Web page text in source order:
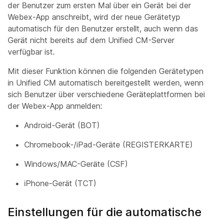
der Benutzer zum ersten Mal über ein Gerät bei der
Webex-App anschreibt, wird der neue Gerätetyp
automatisch für den Benutzer erstellt, auch wenn das
Gerät nicht bereits auf dem Unified CM-Server
verfügbar ist.
Mit dieser Funktion können die folgenden Gerätetypen
in Unified CM automatisch bereitgestellt werden, wenn
sich Benutzer über verschiedene Geräteplattformen bei
der Webex-App anmelden:
Android-Gerät (BOT)
Chromebook-/iPad-Geräte (REGISTERKARTE)
Windows/MAC-Geräte (CSF)
iPhone-Gerät (TCT)
Einstellungen für die automatische